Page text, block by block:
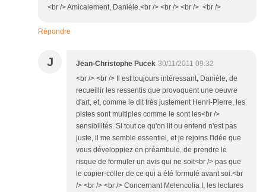
<br /> Amicalement, Danièle.<br /> <br /> <br /> <br />
Répondre
J Jean-Christophe Pucek 30/11/2011 09:32
<br /> <br /> Il est toujours intéressant, Danièle, de
recueillir les ressentis que provoquent une oeuvre
d'art, et, comme le dit très justement Henri-Pierre, les
pistes sont multiples comme le sont les<br />
sensibilités. Si tout ce qu'on lit ou entend n'est pas
juste, il me semble essentiel, et je rejoins l'idée que
vous développiez en préambule, de prendre le
risque de formuler un avis qui ne soit<br /> pas que
le copier-coller de ce qui a été formulé avant soi.<br
/> <br /> <br /> Concernant Melencolia I, les lectures